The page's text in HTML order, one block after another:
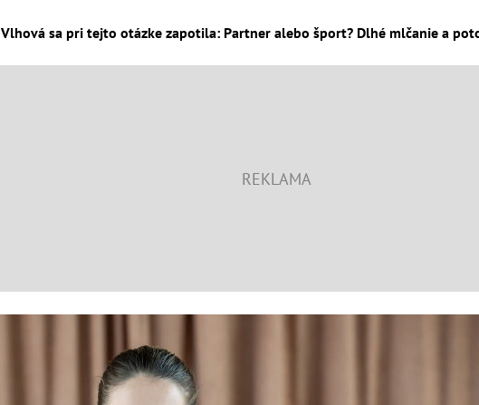
Vlhová sa pri tejto otázke zapotila: Partner alebo šport? Dlhé mlčanie a